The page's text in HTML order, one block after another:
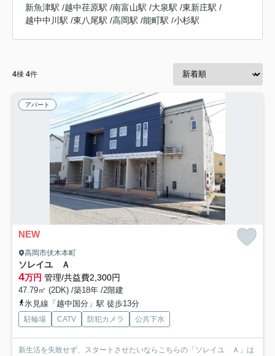
新魚津駅 /越中荏原駅 /南富山駅 /大泉駅 /東新庄駅 /
越中中川駅 /東八尾駅 /高岡駅 /能町駅 /小杉駅
4棟 4件
アパート
NEW
高岡市伏木本町
ソレイユ Ａ
4万円 管理/共益費2,300円
47.79㎡ (2DK) /築18年 /2階建
氷見線「越中国分」駅 徒歩13分
駐輪場 CATV 防犯カメラ 公共下水
新生活を失敗せず、スタートさせたいならこちらの「ソレイユ Ａ」は